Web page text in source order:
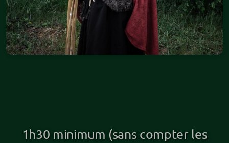
1h30 minimum (sans compter les